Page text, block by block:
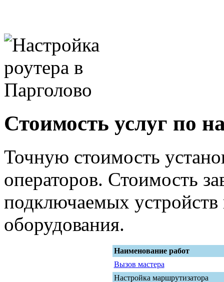
Стоимость услуг по
Точную стоимость
операторов. Стоимость
подключаемых устройств
оборудования.
Наименование работ
Вызов мастера
Настройка маршрутизатора